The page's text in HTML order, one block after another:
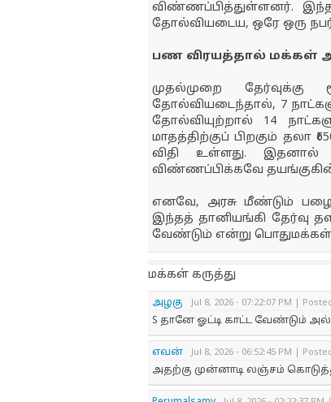
விண்ணப்பித்துள்ளனர்.
தோல்வியடைய, ஒரே ஒரு நபர்
பண விரயத்தால் மக்கள்
முதல்முறை
தோல்வியடைந்தால், 7
தோல்வியுற்றால் 14
மாதத்திற்குப் பிறகும்
விதி உள்ளது. இதனால்
விண்ணப்பிக்கவே
எனவே, அரசு மீண்டும்
இந்தத் தானியங்கி தேர்வு
வேண்டும் என்று பொதுமக்கள்
மக்கள் கருத்து
அழகு
Jul 8, 2026 - 07:22:07 PM |
S தானே ஓட்டி காட்ட வேண்டும்
எவன்
Jul 8, 2026 - 06:52:45 PM |
அதற்கு முன்னாடி லஞ்சம்